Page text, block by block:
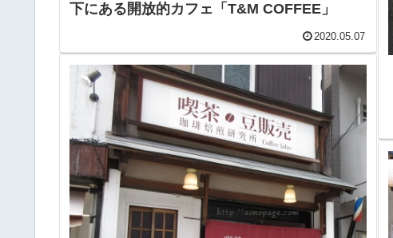
下にある開放的カフェ「T&M COFFEE」
2020.05.07